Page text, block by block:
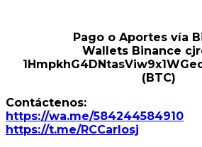
Pago o Aportes vía
Wallets Binance
(BTC)
Contáctenos:
https://wa.me/584244584910
https://t.me/RCCarlosj